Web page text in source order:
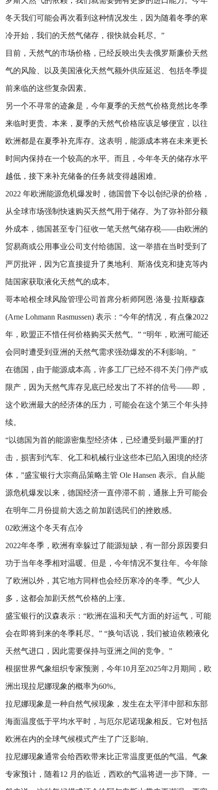
冬天我们可能会再次看到这种情况发生，因为随着冬季的寒
冷开始，我们的天然气储存，很快就会耗尽。”
目前，天然气的市场价格，已经反映出失去俄罗斯廉价天然
气的风险、以及美国液化天然气额外供应延迟、包括冬季提
前来临的这些复杂因素。
另一个不寻常的迹象是，今年夏季的天然气价格竟然比冬季
来临时更贵。本来，夏季的天然气价格应该足够便宜，以往
欧洲都是在夏季补充库存。这表明，能源成本将在未来更长
时间内保持在一个较高的水平。而且，今年冬天的储存水平
越低，接下来补充储备的任务就变得越困难。
2022 年欧洲能源危机爆发时，德国曾下令以创纪录的价格，
从全球市场强制快速购买天然气用于储存。为了弥补部分额
外成本，德国甚至专门征收一笔天然气储存税——由欧洲的
贸易商或公用事业公司支付给德国。这一举措在当时受到了
严厉批评，因为它直接提升了奥地利、斯洛伐克和捷克等内
陆国家获取液化天然气的成本。
哥本哈根全球风险管理公司首席分析师阿恩·洛曼·拉斯穆森
(Arne Lohmann Rasmussen) 表示：“今年的情况，有点像2022
年，欧盟正不惜任何价格购买天然气。” “明年，欧洲可能还
会同时遭受到亚洲的天然气需求强劲爆发的不利影响。”
在德国，由于能源成本高，许多工厂已经不得不关门停产或
限产，因为天然气库存见底已经发出了不祥的信号——即，
这个欧洲最大的经济体的压力，可能会在这个第三个年头持
续。
“以德国为首的能源密集型经济体，已经遭受到最严重的打
击，损害到汽车、化工和机械行业这些本已陷入困境的经济
体，”盛宝银行大宗商品策略主管 Ole Hansen 表示。自从能
源危机爆发以来，德国经济一直停滞不前，通胀上升可能会
在明年二月份提前大选之前加剧选民们的挫败感。
02欧洲这个冬天有点冷
2022年冬季，欧洲有幸躲过了能源短缺，有一部分原因要归
功于当年冬季相对温暖。但是，今年情况不复往年。今年除
了欧洲以外，其它地方同样也会经历寒冷的冬季。气少人
多，这都会加剧天然气价格的上涨。
盛宝银行的汉森表示：“欧洲在温和天气方面的好运气，可能
会在即将到来的冬季耗尽。” “换句话说，我们被迫依赖液化
天然气进口，因此需要保持与亚洲之间的竞争。”
根据世界气象组织专家预测，今年10月至2025年2月期间，欧
洲出现拉尼娜现象的概率为60%。
拉尼娜现象是一种自然气候现象，发生在太平洋中部和东部
海面温度低于平均水平时，与厄尔尼诺现象相反。它对包括
欧洲在内的全球气候模式产生了广泛影响。
拉尼娜现象通常会给西欧带来比正常温度更低的气温。气象
专家预计，随着12 月的临近，西欧的气温将进一步下降。一